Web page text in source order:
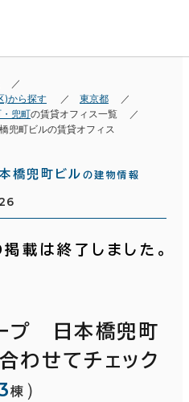
)から探す
東京都
兜町の賃貸オフィス一覧
兜町ビルの賃貸オフィス
橋兜町ビル の建物情報
載は終了しました。
プ 日本橋兜町
わせてチェック
棟 ）